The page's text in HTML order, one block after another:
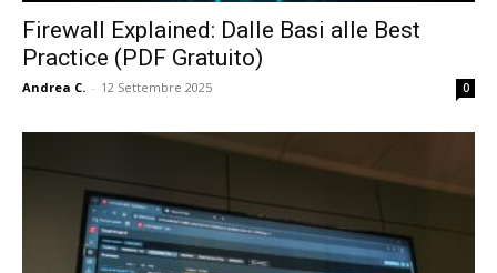
Firewall Explained: Dalle Basi alle Best
Practice (PDF Gratuito)
Andrea C. - 12 Settembre 2025 0